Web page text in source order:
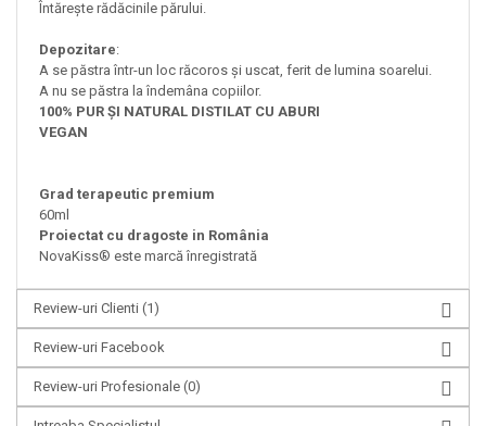
Întărește rădăcinile părului.
Depozitare:
A se păstra într-un loc răcoros și uscat, ferit de lumina soarelui.
A nu se păstra la îndemâna copiilor.
100% PUR ȘI NATURAL DISTILAT CU ABURI
VEGAN
Grad terapeutic premium
60ml
Proiectat cu dragoste in România
NovaKiss® este marcă înregistrată
Review-uri Clienti (1)
Review-uri Facebook
Review-uri Profesionale (0)